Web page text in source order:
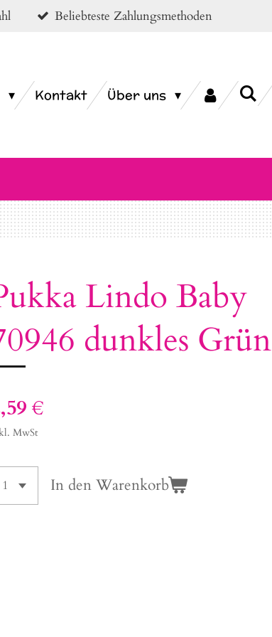
Beliebteste Zahlungsmethoden
Kontakt Über uns
Lindo Baby
dunkles Grün
€
MwSt
In den Warenkorb